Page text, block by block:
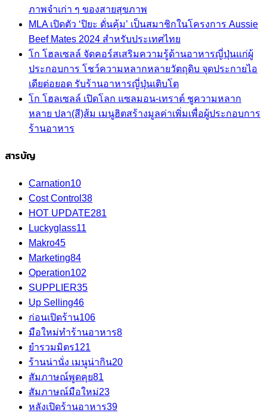
ภาพจำเก่า ๆ ของสายสุขภาพ
MLA เปิดตัว ‘ปิยะ ดั่นคุ้ม’ เป็นสมาชิกในโครงการ Aussie
Beef Mates 2024 สำหรับประเทศไทย
โก โฮลเซลล์ จัดคอร์สเสริมความรู้ด้านอาหารญี่ปุ่นแก่ผู้
ประกอบการ โชว์ความหลากหลายวัตถุดิบ จุดประกายไอ
เดียต่อยอด รับร้านอาหารญี่ปุ่นเติบโต
โก โฮลเซลล์ เปิดโลก แซลมอน-เทราต์ ชูความหลาก
หลาย ปลา(สี)ส้ม เมนูฮิตสร้างมูลค่าเพิ่มเพื่อผู้ประกอบการ
ร้านอาหาร
สารบัญ
Carnation10
Cost Control 38
HOT UPDATE281
Luckyglass11
Makro45
Marketing84
Operation102
SUPPLIER35
Up Selling46
ก่อนเปิดร้าน106
มือใหม่ทำร้านอาหาร8
ยำรวมมิตร121
ร้านน่านั่ง เมนูน่ากิน20
สัมภาษณ์พูดคุย81
สัมภาษณ์มือใหม่23
หลังเปิดร้านอาหาร39